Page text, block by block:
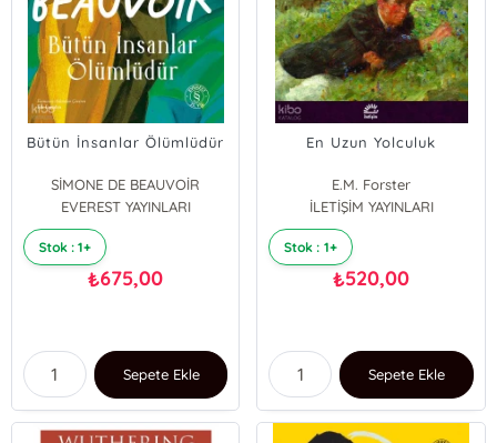
Bütün İnsanlar Ölümlüdür
SİMONE DE BEAUVOİR
EVEREST YAYINLARI
Stok : 1+
₺675,00
Sepete Ekle
En Uzun Yolculuk
E.M. Forster
İLETİŞİM YAYINLARI
Stok : 1+
₺520,00
Sepete Ekle